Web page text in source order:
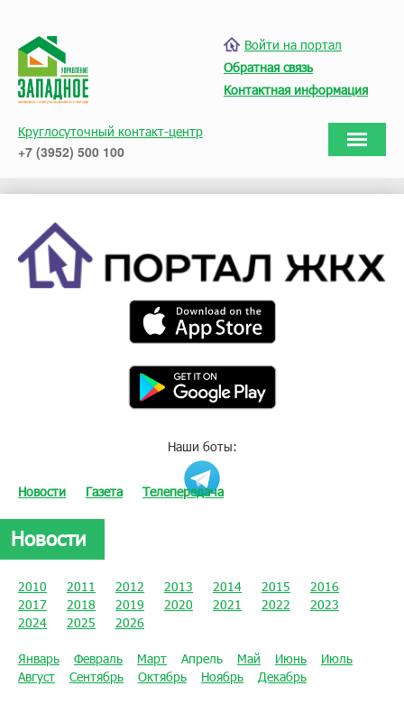
Войти на портал
Обратная связь
Контактная информация
Круглосуточный контакт-центр
+7 (3952) 500 100
Наши боты:
Новости Газета Телепередача
Новости
2010 2011 2012 2013 2014 2015
2016
2017
2018 2019 2020 2021 2022
2023
2024
2025 2026
Январь Февраль Март Апрель Май Июнь
Июль
Август
Сентябрь Октябрь Ноябрь Декабрь